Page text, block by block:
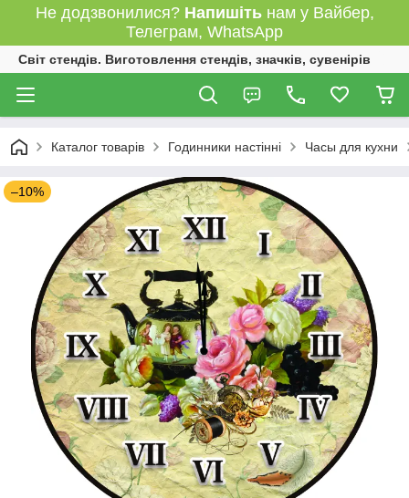
Не додзвонилися? Напишітьнам у Вайбер,
Телеграм, WhatsApp
Світ стендів. Виготовлення стендів, значків, сувенірів
Каталог товарів Годинники настінні Часы для кухни
–10%